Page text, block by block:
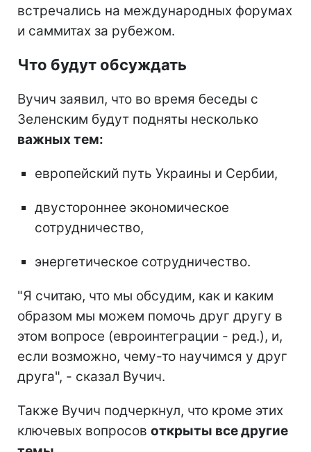
встречались на международных форумах
и саммитах за рубежом.
Что будут обсуждать
Вучич заявил, что во время беседы с
Зеленским будут подняты несколько
важных тем:
европейский путь Украины и Сербии,
двустороннее экономическое
сотрудничество,
энергетическое сотрудничество.
"Я считаю, что мы обсудим, как и каким
образом мы можем помочь друг другу в
этом вопросе (евроинтеграции - ред.), и,
если возможно, чему-то научимся у друг
друга", - сказал Вучич.
Также Вучич подчеркнул, что кроме этих
ключевых вопросов открыты все другие